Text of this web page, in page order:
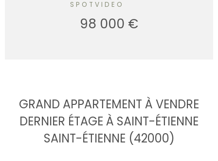
SPOTVIDEO
98 000 €
GRAND APPARTEMENT À VENDRE
DERNIER ÉTAGE À SAINT-ÉTIENNE
SAINT-ÉTIENNE (42000)